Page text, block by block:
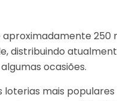
250
distribuindo
ocasiões.
mais populares